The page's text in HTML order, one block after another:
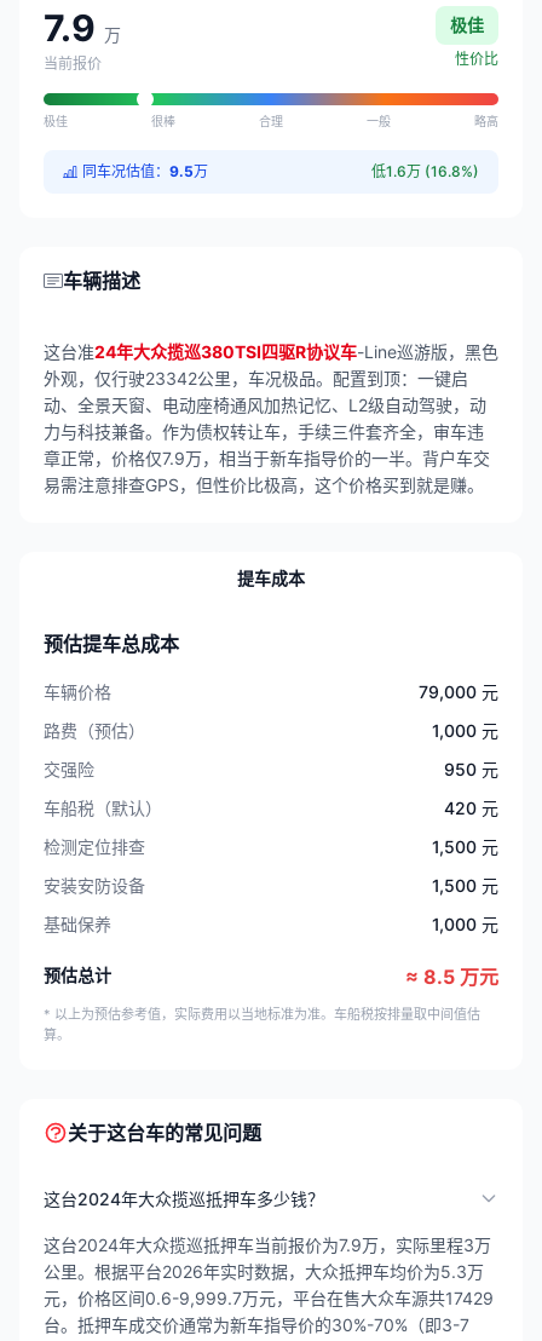
7.9 万
当前报价
极佳
性价比
极佳 很棒 合理 一般 略高
同车况估值： 9.5万 低1.6万 (16.8%)
车辆描述
这台准24年大众揽巡380TSI四驱R协议车-Line巡游版，黑色
外观，仅行驶23342公里，车况极品。配置到顶：一键启
动、全景天窗、电动座椅通风加热记忆、L2级自动驾驶，动
力与科技兼备。作为债权转让车，手续三件套齐全，审车违
章正常，价格仅7.9万，相当于新车指导价的一半。背户车交
易需注意排查GPS，但性价比极高，这个价格买到就是赚。
提车成本
预估提车总成本
车辆价格
79,000 元
路费（预估）
1,000 元
交强险
950 元
车船税（默认）
420 元
检测定位排查
1,500 元
安装安防设备
1,500 元
基础保养
1,000 元
预估总计 ≈ 8.5 万元
* 以上为预估参考值，实际费用以当地标准为准。车船税按排量取中间值估
算。
关于这台车的常见问题
这台2024年大众揽巡抵押车多少钱？
这台2024年大众揽巡抵押车当前报价为7.9万，实际里程3万
公里。根据平台2026年实时数据，大众抵押车均价为5.3万
元，价格区间0.6-9,999.7万元，平台在售大众车源共17429
台。抵押车成交价通常为新车指导价的30%-70%（即3-7